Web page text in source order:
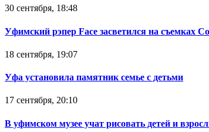
30 сентября, 18:48
Уфимский рэпер Face засветился на съемках
18 сентября, 19:07
Уфа установила памятник семье с детьми
17 сентября, 20:10
В уфимском музее учат рисовать детей и